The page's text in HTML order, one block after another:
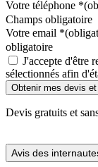
Votre téléphone *
Champs obligatoire
Votre email *
obligatoire
J'accepte d'être
sélectionnés afin
Devis gratuits et
Avis des